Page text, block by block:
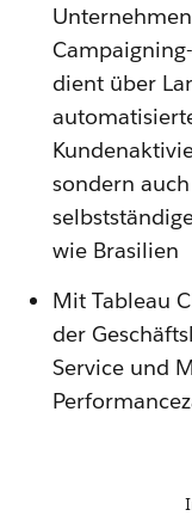
dient über
sondern
wie Brasilien
Mit Tableau
der
Service und